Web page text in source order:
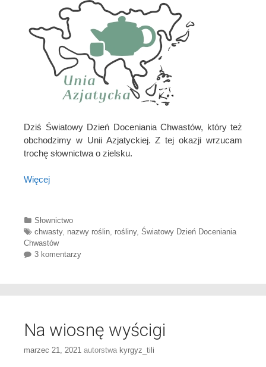
Dziś Światowy Dzień Doceniania Chwastów, który też
obchodzimy w Unii Azjatyckiej. Z tej okazji wrzucam
trochę słownictwa o zielsku.
Więcej
Categories
Słownictwo
Tags
chwasty, nazwy roślin, rośliny, Światowy Dzień Doceniania
Chwastów
3 komentarzy
Na wiosnę wyścigi
marzec 21, 2021 autorstwa kyrgyz_tili